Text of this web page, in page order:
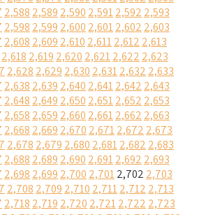
2,588 2,589 2,590 2,5912,592 2,593
2,598 2,599 2,600 2,6012,602 2,603
2,608 2,609 2,610 2,6112,612 2,613
2,618 2,619 2,620 2,6212,622 2,623
2,628 2,629 2,630 2,6312,632 2,633
2,638 2,639 2,640 2,6412,642 2,643
2,648 2,649 2,650 2,6512,652 2,653
2,658 2,659 2,660 2,6612,662 2,663
2,668 2,669 2,670 2,6712,672 2,673
2,678 2,679 2,680 2,6812,682 2,683
2,688 2,689 2,690 2,6912,692 2,693
2,698 2,699 2,700 2,7012,702 2,703
2,708 2,709 2,710 2,7112,712 2,713
2,718 2,719 2,720 2,7212,722 2,723